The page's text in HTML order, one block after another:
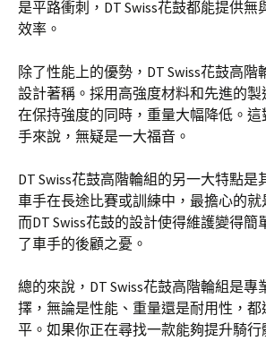
是平路衝刺，DT Swiss花鼓都能提供無
效率。
除了性能上的優勢，DT Swiss花鼓高
設計著稱。採用高強度材料和先進的製
在保持強度的同時，重量大幅降低。
手來說，無疑是一大福音。
DT Swiss花鼓高階輪組的另一大特點是
車手在長途比賽或訓練中，最擔心的就
而DT Swiss花鼓的設計使得維護變得簡
了車手的後顧之憂。
總的來說，DT Swiss花鼓高階輪組是專
擇，無論是性能、重量還是耐用性，
平。如果你正在尋找一款能夠提升騎行